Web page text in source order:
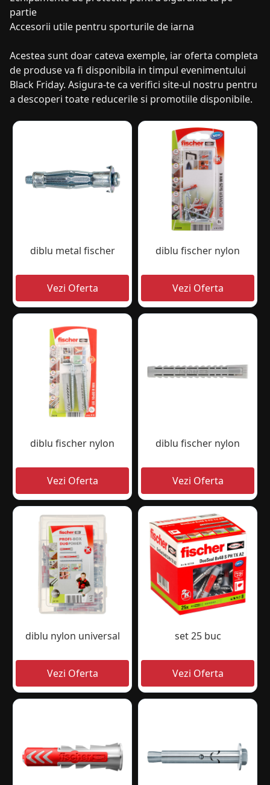
partie
Accesorii utile pentru sporturile de iarna
Acestea sunt doar cateva exemple, iar oferta completa
de produse va fi disponibila in timpul evenimentului
Black Friday. Asigura-te ca verifici site-ul nostru pentru
a descoperi toate reducerile si promotiile disponibile.
diblu metal fischer diblu fischer nylon
diblu fischer nylon diblu fischer nylon
diblu nylon universal set 25 buc